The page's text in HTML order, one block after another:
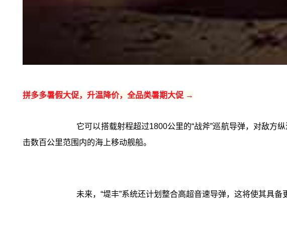
拼多多暑假大促，升温降价，全品类暑期大促 →
它可以搭载射程超过1800公里的“战斧”巡航导弹，对敌方
击数百公里范围内的海上移动舰船。
未来，“堤丰”系统还计划整合高超音速导弹，这将使其具备